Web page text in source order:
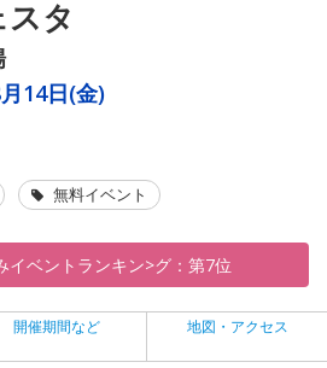
タ
14日(金)
無料イベント
イベントランキン>グ：第7位
開催期間など 地図・アクセス